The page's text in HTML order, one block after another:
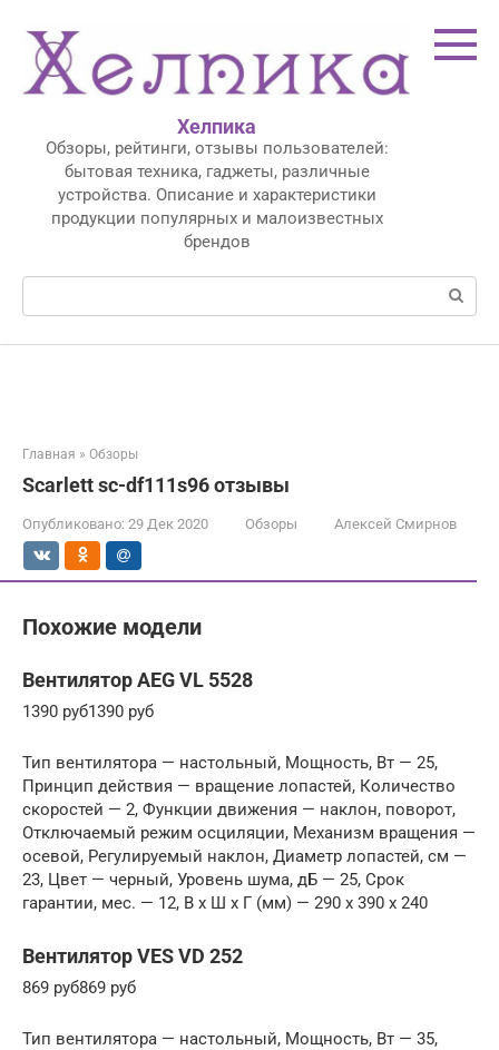
контенту
Хелпика
Обзоры, рейтинги, отзывы пользователей:
бытовая техника, гаджеты, различные
устройства. Описание и характеристики
продукции популярных и малоизвестных
брендов
Поиск:
Главная » Обзоры
Scarlett sc-df111s96 отзывы
Опубликовано: 29 Дек 2020 Обзоры Алексей Смирнов
Похожие модели
Вентилятор AEG VL 5528
1390 руб1390 руб
Тип вентилятора — настольный, Мощность, Вт — 25,
Принцип действия — вращение лопастей, Количество
скоростей — 2, Функции движения — наклон, поворот,
Отключаемый режим осциляции, Механизм вращения —
осевой, Регулируемый наклон, Диаметр лопастей, см —
23, Цвет — черный, Уровень шума, дБ — 25, Срок
гарантии, мес. — 12, В x Ш x Г (мм) — 290 x 390 x 240
Вентилятор VES VD 252
869 руб869 руб
Тип вентилятора — настольный, Мощность, Вт — 35,